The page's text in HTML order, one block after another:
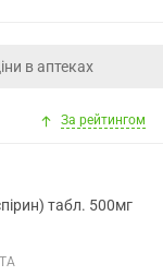
в аптеках
За рейтингом
табл. 500мг